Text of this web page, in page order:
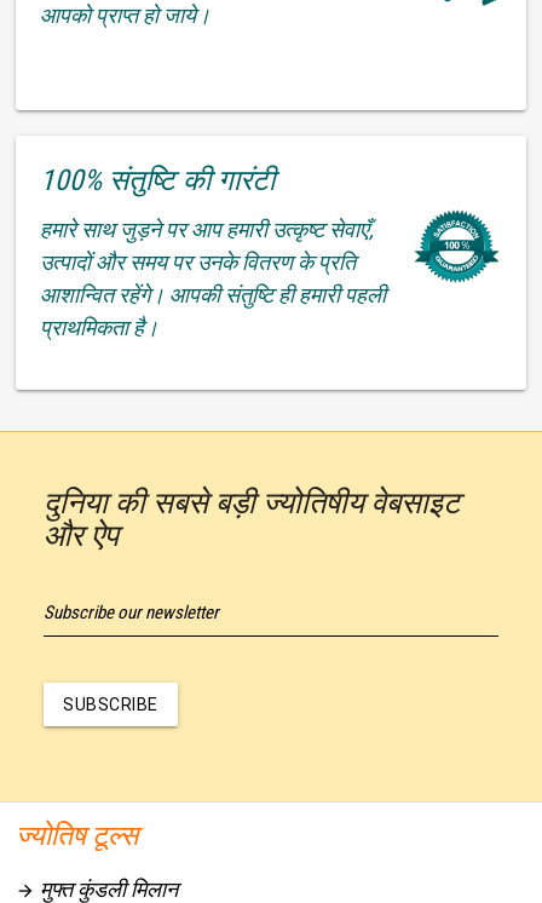
आपको प्राप्त हो जाये।
100% संतुष्टि की गारंटी
हमारे साथ जुड़ने पर आप हमारी उत्कृष्ट सेवाएँ,
उत्पादों और समय पर उनके वितरण के प्रति
आशान्वित रहेंगे। आपकी संतुष्टि ही हमारी पहली
प्राथमिकता है।
दुनिया की सबसे बड़ी ज्योतिषीय वेबसाइट
और ऐप
Subscribe our newsletter
SUBSCRIBE
ज्योतिष टूल्स
 मुफ्त कुंडली मिलान